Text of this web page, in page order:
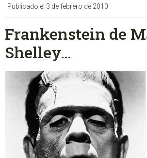
Publicado el 3 de febrero de 2010
Frankenstein de
Shelley…